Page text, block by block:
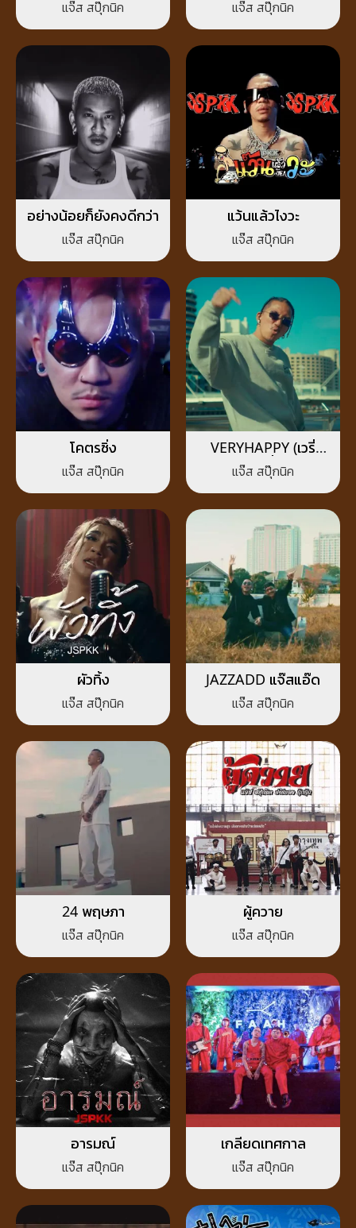
แจ๊ส สปุ๊กนิค แจ๊ส สปุ๊กนิค
อย่างน้อยก็ยังคงดีกว่า
แจ๊ส สปุ๊กนิค
แว้นแล้วไงวะ
แจ๊ส สปุ๊กนิค
โคตรซิ่ง
แจ๊ส สปุ๊กนิค
VERYHAPPY (เวรี่
แฮปปี้)
แจ๊ส สปุ๊กนิค
ผัวทิ้ง
แจ๊ส สปุ๊กนิค
JAZZADD แจ๊สแอ๊ด
แจ๊ส สปุ๊กนิค
24 พฤษภา
แจ๊ส สปุ๊กนิค
ผู้ควาย
แจ๊ส สปุ๊กนิค
อารมณ์
แจ๊ส สปุ๊กนิค
เกลียดเทศกาล
แจ๊ส สปุ๊กนิค